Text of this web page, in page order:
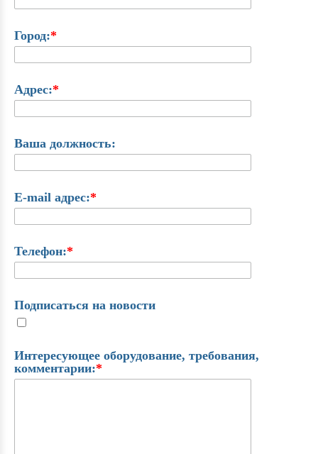
Город:*
Адрес:*
Ваша должность:
E-mail адрес:*
Телефон:*
Подписаться на новости
Интересующее оборудование, требования,
комментарии:*